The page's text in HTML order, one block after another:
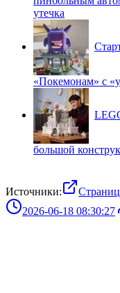
утечка
«Покемонам» с
большой
Источники:
2026-06-18 08:30:27